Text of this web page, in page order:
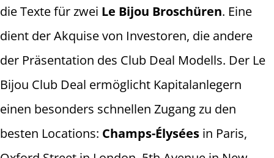
die Texte für zwei Le Bijou Broschüren. Eine
dient der Akquise von Investoren, die andere
der Präsentation des Club Deal Modells. Der Le
Bijou Club Deal ermöglicht Kapitalanlegern
einen besonders schnellen Zugang zu den
besten Locations: Champs-Élysées in Paris,